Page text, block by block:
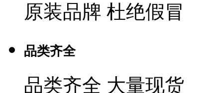
原装品牌 杜绝假冒
品类齐全
品类齐全 大量现货